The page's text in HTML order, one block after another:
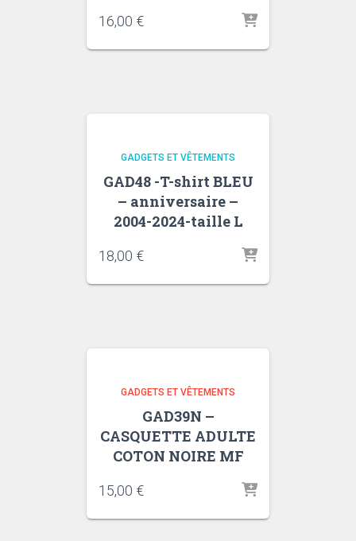
16,00 €
GADGETS ET VÊTEMENTS
GAD48 -T-shirt BLEU
– anniversaire –
2004-2024-taille L
18,00 €
GADGETS ET VÊTEMENTS
GAD39N –
CASQUETTE ADULTE
COTON NOIRE MF
15,00 €